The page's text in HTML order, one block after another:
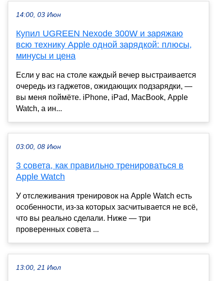
14:00, 03 Июн
Купил UGREEN Nexode 300W и заряжаю
всю технику Apple одной зарядкой: плюсы,
минусы и цена
Если у вас на столе каждый вечер выстраивается
очередь из гаджетов, ожидающих подзарядки, —
вы меня поймёте. iPhone, iPad, MacBook, Apple
Watch, а ин...
03:00, 08 Июн
3 совета, как правильно тренироваться в
Apple Watch
У отслеживания тренировок на Apple Watch есть
особенности, из-за которых засчитывается не всё,
что вы реально сделали. Ниже — три
проверенных совета ...
13:00, 21 Июл